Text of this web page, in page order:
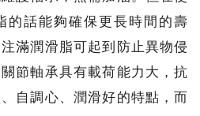
的話能夠確保更長時間的壽
滿潤滑脂可起到防止異物侵
節軸承具有載荷能力大，抗
自調心、潤滑好的特點，而